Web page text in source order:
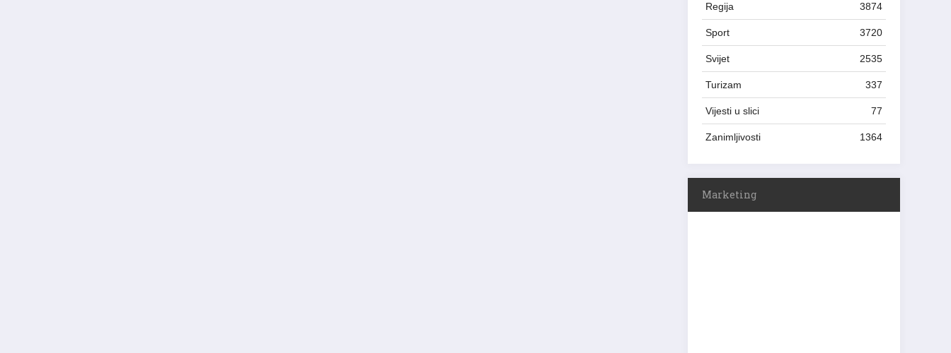
Regija 3874
Sport 3720
Svijet 2535
Turizam 337
Vijesti u slici 77
Zanimljivosti 1364
Marketing